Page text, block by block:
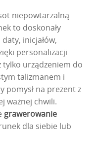
niepowtarzalną
to doskonały
inicjałów,
personalizacji
tylko urządzeniem do
talizmanem i
pomysł na prezent z
ważnej chwili.
grawerowanie
dla siebie lub